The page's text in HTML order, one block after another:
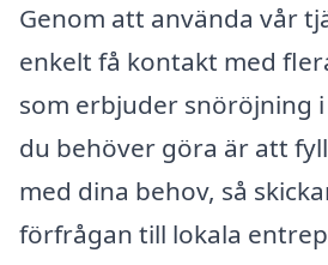
Genom att använda vår
enkelt få kontakt med
som erbjuder snöröjning
du behöver göra är att
med dina behov, så
förfrågan till lokala